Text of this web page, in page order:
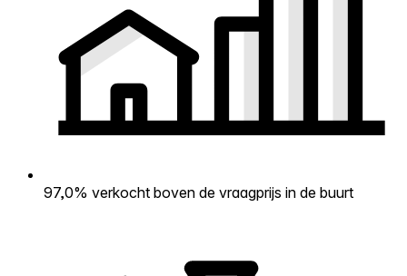
97,0% verkocht boven de vraagprijs in de buurt